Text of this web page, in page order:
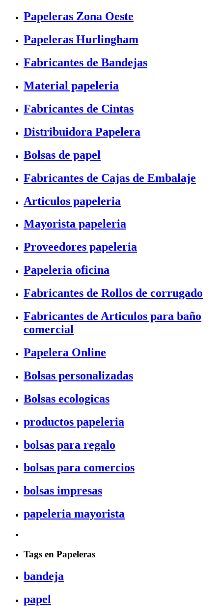
Papeleras Zona Oeste
Papeleras Hurlingham
Fabricantes de Bandejas
Material papeleria
Fabricantes de Cintas
Distribuidora Papelera
Bolsas de papel
Fabricantes de Cajas de Embalaje
Articulos papeleria
Mayorista papeleria
Proveedores papeleria
Papeleria oficina
Fabricantes de Rollos de corrugado
Fabricantes de Articulos para baño
comercial
Papelera Online
Bolsas personalizadas
Bolsas ecologicas
productos papeleria
bolsas para regalo
bolsas para comercios
bolsas impresas
papeleria mayorista
Tags en Papeleras
bandeja
papel